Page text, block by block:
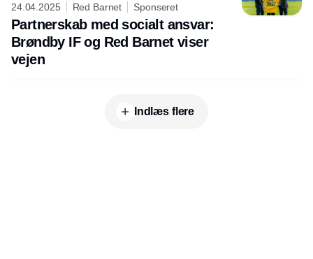
24.04.2025 Red Barnet Sponseret
Partnerskab med socialt ansvar:
Brøndby IF og Red Barnet viser
vejen
Indlæs flere